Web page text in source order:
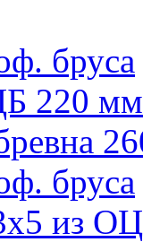
бруса
220 мм
бруса
из